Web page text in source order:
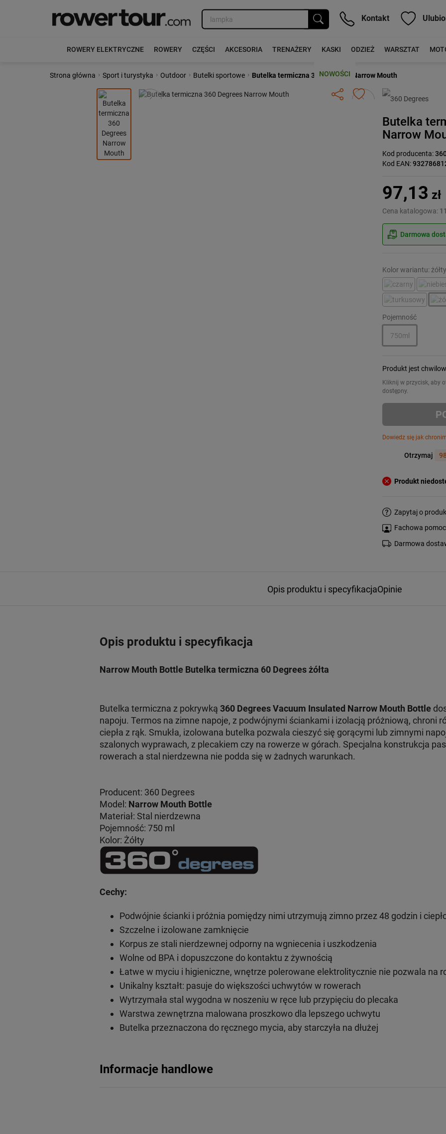
Kontakt
ROWERY ELEKTRYCZNE ROWERY CZĘŚCI AKCESORIA TRENAŻERY KASKI ODZIEŻ WARSZTAT
NOWOŚCI
Strona główna › Sport i turystyka › Outdoor › Butelki sportowe › Butelka termiczna 360 Degrees Narrow Mouth
Poprzedni Następny
Butelka
Narrow
Kod producenta:
Kod EAN:
97,13 zł
Cena katalogowa:
Darmowa
Kolor wariantu:
Pojemność
750ml
Produkt jest
Kliknij w przycisk, aby
dostępny.
Dowiedz się jak
Otrzymaj
Produkt
Zapytaj o
Fachowa
Darmowa
Opis produktu i specyfikacjaOpinie
Opis produktu i specyfikacja
Narrow Mouth Bottle Butelka termiczna 60 Degrees żółta
Butelka termiczna z pokrywką 360 Degrees Vacuum Insulated Narrow Mouth Bottle
napoju. Termos na zimne napoje, z podwójnymi ściankami i izolacją próżniową, chroni
ciepła z rąk. Smukła, izolowana butelka pozwala cieszyć się gorącymi lub zimnymi
szalonych wyprawach, z plecakiem czy na rowerze w górach. Specjalna konstrukcja
rowerach a stal nierdzewna nie podda się w żadnych warunkach.
Producent: 360 Degrees
Model: Narrow Mouth Bottle
Materiał: Stal nierdzewna
Pojemność: 750 ml
Kolor: Żółty
Cechy:
Podwójnie ścianki i próżnia pomiędzy nimi utrzymują zimno przez 48 godzin i
Szczelne i izolowane zamknięcie
Korpus ze stali nierdzewnej odporny na wgniecenia i uszkodzenia
Wolne od BPA i dopuszczone do kontaktu z żywnością
Łatwe w myciu i higieniczne, wnętrze polerowane elektrolitycznie nie pozwala na
Unikalny kształt: pasuje do większości uchwytów w rowerach
Wytrzymała stal wygodna w noszeniu w ręce lub przypięciu do plecaka
Warstwa zewnętrzna malowana proszkowo dla lepszego uchwytu
Butelka przeznaczona do ręcznego mycia, aby starczyła na dłużej
Informacje handlowe